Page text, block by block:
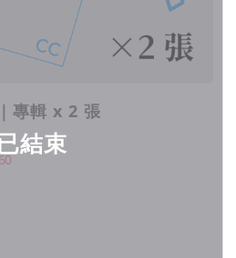
左手指法顫音
結束
專輯 x 2 張